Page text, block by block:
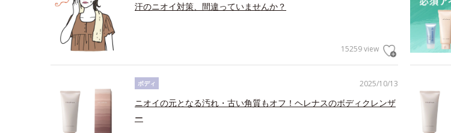
汗のニオイ対策、間違っていませんか？
15259 view
2025/10/13
ボディ
ニオイの元となる汚れ・古い角質もオフ！ヘレナスのボディクレンザ
ー